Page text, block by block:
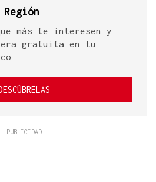
más te interesen y
gratuita en tu